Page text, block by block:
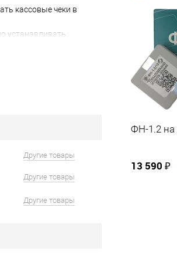
кассовые чеки в
устанавливать
Другие товары
Другие товары
Другие товары
ФН-1.2 на
13 590 ₽